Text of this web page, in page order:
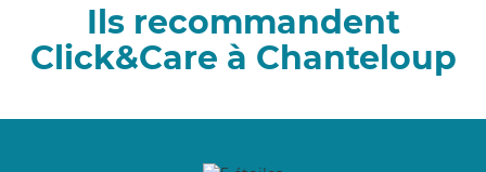
Ils recommandent
Click&Care à Chanteloup